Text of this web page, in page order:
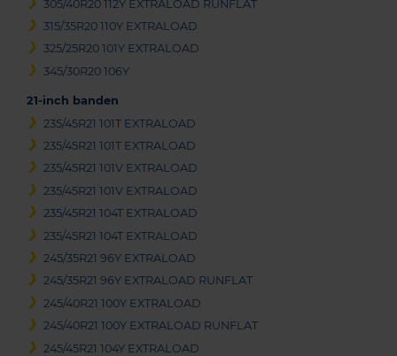
305/40R20 112Y EXTRALOAD RUNFLAT
315/35R20 110Y EXTRALOAD
325/25R20 101Y EXTRALOAD
345/30R20 106Y
21-inch banden
235/45R21 101T EXTRALOAD
235/45R21 101T EXTRALOAD
235/45R21 101V EXTRALOAD
235/45R21 101V EXTRALOAD
235/45R21 104T EXTRALOAD
235/45R21 104T EXTRALOAD
245/35R21 96Y EXTRALOAD
245/35R21 96Y EXTRALOAD RUNFLAT
245/40R21 100Y EXTRALOAD
245/40R21 100Y EXTRALOAD RUNFLAT
245/45R21 104Y EXTRALOAD